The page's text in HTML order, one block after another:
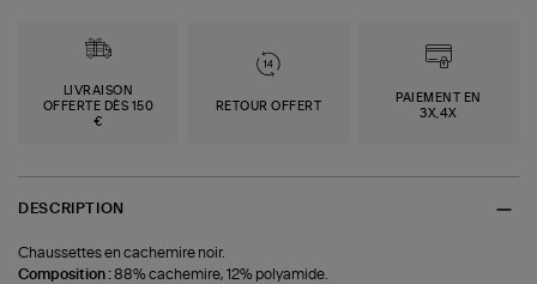
LIVRAISON
OFFERTE DÈS 150
€
RETOUR OFFERT
PAIEMENT EN
3X,4X
DESCRIPTION
Chaussettes en cachemire noir.
Composition :88% cachemire, 12% polyamide.